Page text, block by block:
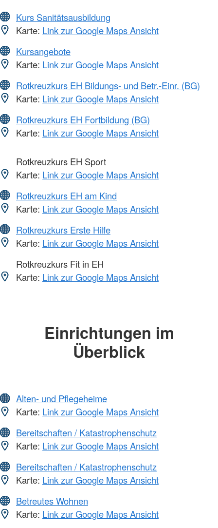
Kurs Sanitätsausbildung
Karte: Link zur Google Maps Ansicht
Kursangebote
Karte: Link zur Google Maps Ansicht
Rotkreuzkurs EH Bildungs- und Betr.-Einr. (BG)
Karte: Link zur Google Maps Ansicht
Rotkreuzkurs EH Fortbildung (BG)
Karte: Link zur Google Maps Ansicht
Rotkreuzkurs EH Sport
Karte: Link zur Google Maps Ansicht
Rotkreuzkurs EH am Kind
Karte: Link zur Google Maps Ansicht
Rotkreuzkurs Erste Hilfe
Karte: Link zur Google Maps Ansicht
Rotkreuzkurs Fit in EH
Karte: Link zur Google Maps Ansicht
Einrichtungen im
Überblick
Alten- und Pflegeheime
Karte: Link zur Google Maps Ansicht
Bereitschaften / Katastrophenschutz
Karte: Link zur Google Maps Ansicht
Bereitschaften / Katastrophenschutz
Karte: Link zur Google Maps Ansicht
Betreutes Wohnen
Karte: Link zur Google Maps Ansicht